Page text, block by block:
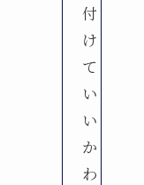
付
け
て
い
い
か
わ